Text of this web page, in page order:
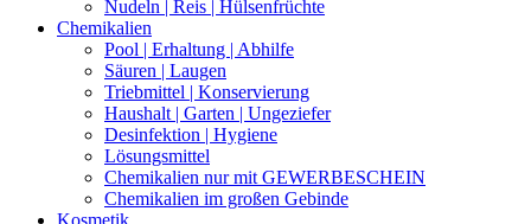
Nudeln | Reis | Hülsenfrüchte
Chemikalien
Pool | Erhaltung | Abhilfe
Säuren | Laugen
Triebmittel | Konservierung
Haushalt | Garten | Ungeziefer
Desinfektion | Hygiene
Lösungsmittel
Chemikalien nur mit GEWERBESCHEIN
Chemikalien im großen Gebinde
Kosmetik